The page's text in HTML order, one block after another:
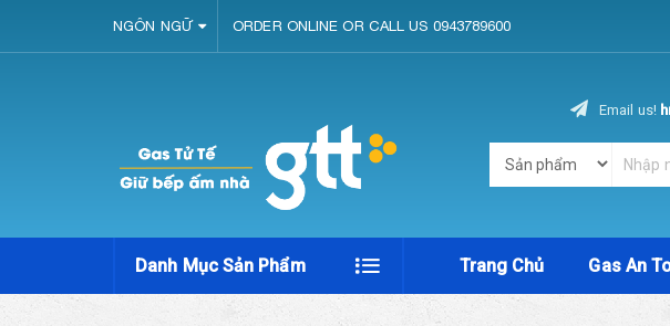
NGÔN NGỮ ORDER ONLINE OR CALL US 0943789600
Email us!
Danh Mục Sản Phẩm Trang Chủ Gas An